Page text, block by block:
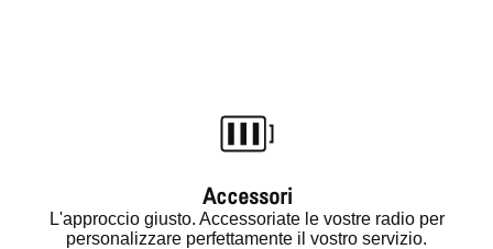
Accessori
L'approccio giusto. Accessoriate le vostre radio per
personalizzare perfettamente il vostro servizio.